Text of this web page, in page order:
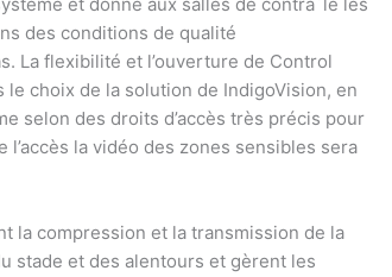
et donne aux salles de contrà´le les
des conditions de qualité
La flexibilité et l’ouverture de Control
choix de la solution de IndigoVision, en
selon des droits d’accès très précis pour
la vidéo des zones sensibles sera
la compression et la transmission de la
stade et des alentours et gèrent les